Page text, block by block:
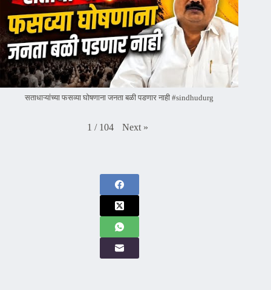
सताधाऱ्यांच्या फसव्या घोषणाना जनता बळी पडणार नाही #sindhudurg
1 / 104 Next »